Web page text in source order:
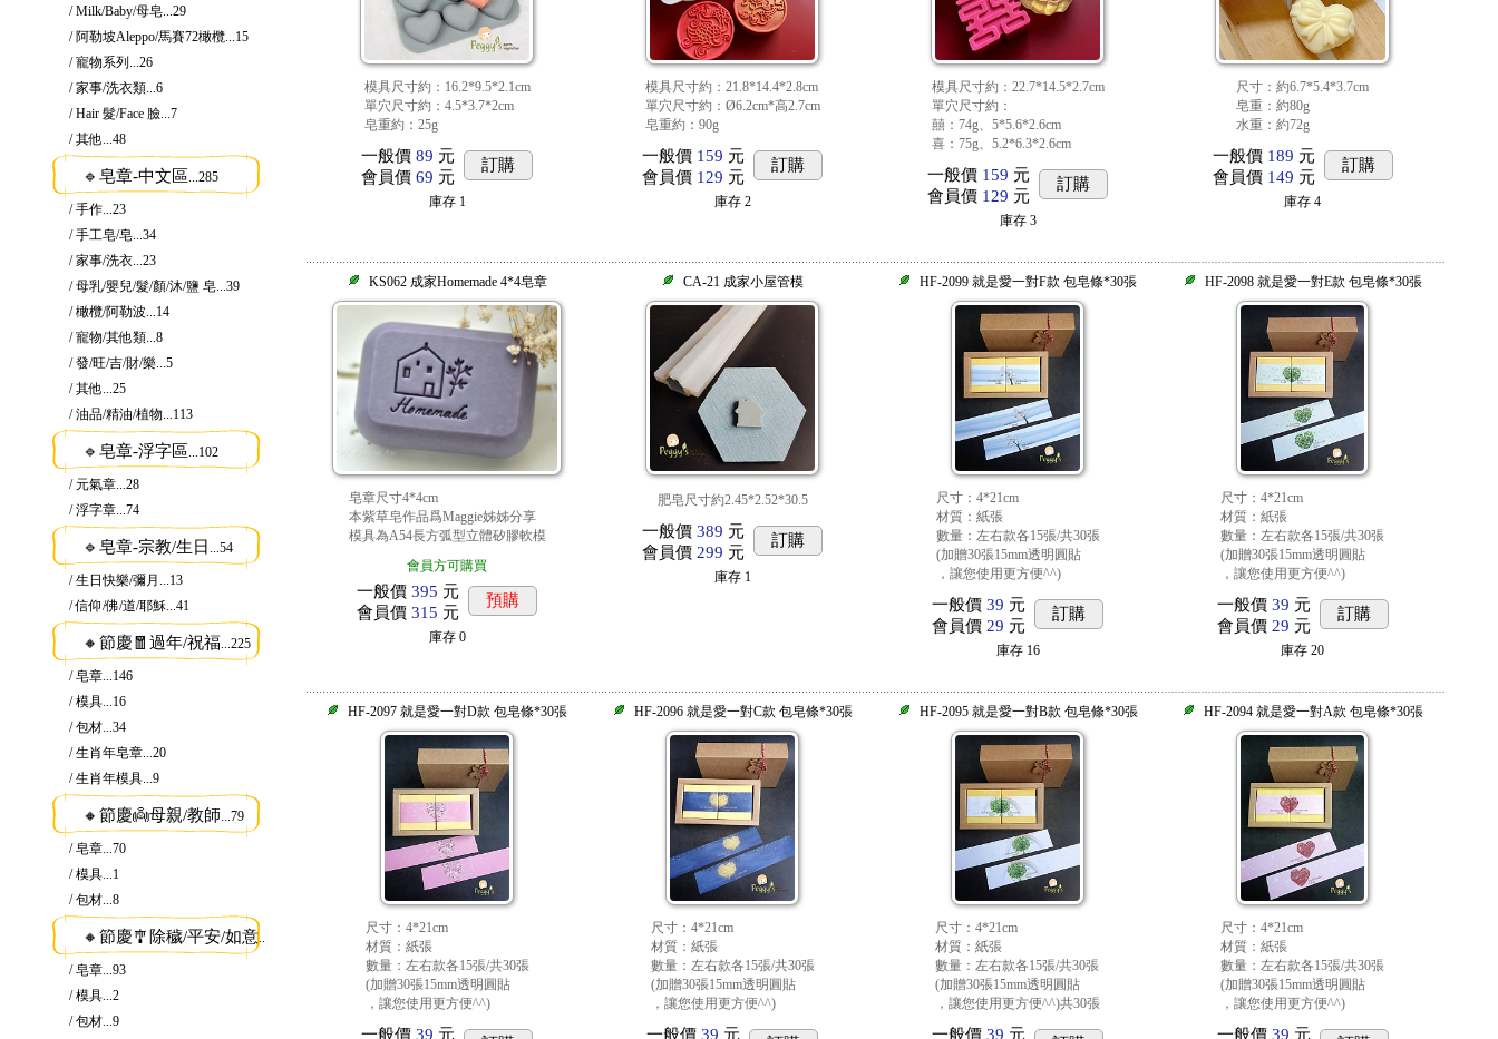
/ Milk/Baby/母皂...29
/ 阿勒坡Aleppo/馬賽72橄欖...15
/ 寵物系列 ...26
/ 家事/洗衣類...6
/ Hair 髮/Face 臉...7
/ 其他...48
🔹皂章-中文區 ...285
/ 手作...23
/ 手工皂/皂...34
/ 家事/洗衣...23
/ 母乳/嬰兒/髮/顏/沐/鹽 皂...39
/ 橄欖/阿勒波...14
/ 寵物/其他類...8
/ 發/旺/吉/財/樂...5
/ 其他...25
/ 油品/精油/植物...113
🔹皂章-浮字區 ...102
/ 元氣章...28
/ 浮字章...74
🔹皂章-宗教/生日 ...54
/ 生日快樂/彌月 ...13
/ 信仰/佛/道/耶穌...41
🔸節慶🧧過年/祝福 ...225
/ 皂章...146
/ 模具...16
/ 包材...34
/ 生肖年皂章...20
/ 生肖年模具...9
🔸節慶👼母親/教師 ...79
/ 皂章...70
/ 模具...1
/ 包材...8
🔸節慶🎐除穢/平安/如意
/ 皂章...93
/ 模具...2
/ 包材...9
模具尺寸約：16.2*9.5*2.1cm
單穴尺寸約：4.5*3.7*2cm
皂重約：25g
一般價 89 元
會員價 69 元
訂購
庫存 1
模具尺寸約：21.8*14.4*2.8cm
單穴尺寸約：Ø6.2cm*高2.7cm
皂重約：90g
一般價 159 元
會員價 129 元
訂購
庫存 2
模具尺寸約：22.7*14.5*2.7cm
單穴尺寸約：
囍：74g、5*5.6*2.6cm
喜：75g、5.2*6.3*2.6cm
一般價 159 元
會員價 129 元
訂購
庫存 3
尺寸：約6.7*5.4*3.7cm
皂重：約80g
水重：約72g
一般價 189 元
會員價 149 元
訂購
庫存 4
KS062 成家Homemade 4*4皂章
皂章尺寸4*4cm
本紫草皂作品爲Maggie姊姊分享
模具為A54長方弧型立體矽膠軟模
會員方可購買
一般價 395 元
會員價 315 元
預購
庫存 0
CA-21 成家小屋管模
肥皂尺寸約2.45*2.52*30.5
一般價 389 元
會員價 299 元
訂購
庫存 1
HF-2099 就是愛一對F款 包皂條*30張
尺寸：4*21cm
材質：紙張
數量：左右款各15張/共30張
(加贈30張15mm透明圓貼
，讓您使用更方便^^)
一般價 39 元
會員價 29 元
訂購
庫存 16
HF-2098 就是愛一對E款 包皂條*30張
尺寸：4*21cm
材質：紙張
數量：左右款各15張/共30張
(加贈30張15mm透明圓貼
，讓您使用更方便^^)
一般價 39 元
會員價 29 元
訂購
庫存 20
HF-2097 就是愛一對D款 包皂條*30張
尺寸：4*21cm
材質：紙張
數量：左右款各15張/共30張
(加贈30張15mm透明圓貼
，讓您使用更方便^^)
一般價 39 元
HF-2096 就是愛一對C款 包皂條*30張
尺寸：4*21cm
材質：紙張
數量：左右款各15張/共30張
(加贈30張15mm透明圓貼
，讓您使用更方便^^)
一般價 39 元
HF-2095 就是愛一對B款 包皂條*30張
尺寸：4*21cm
材質：紙張
數量：左右款各15張/共30張
(加贈30張15mm透明圓貼
，讓您使用更方便^^)共30張
一般價 39 元
HF-2094 就是愛一對A款 包皂條*30張
尺寸：4*21cm
材質：紙張
數量：左右款各15張/共30張
(加贈30張15mm透明圓貼
，讓您使用更方便^^)
一般價 39 元